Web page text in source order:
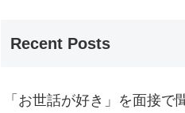
Recent Posts
「お世話が好き」を面接で